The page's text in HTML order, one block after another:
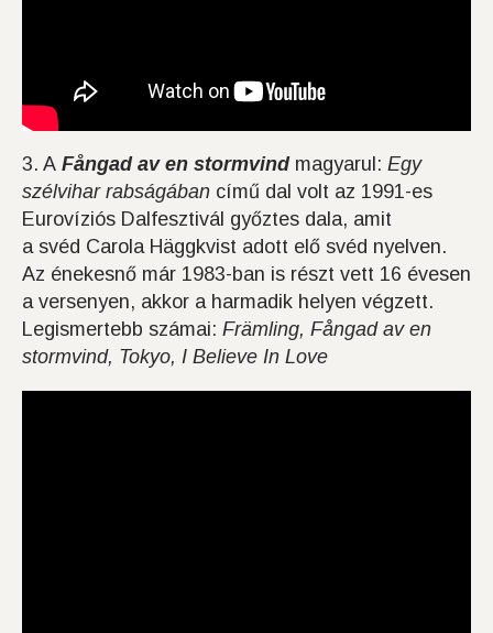
3. A Fångad av en stormvindmagyarul: Egy
szélvihar rabságában című dal volt az 1991-es
Eurovíziós Dalfesztivál győztes dala, amit
a svéd Carola Häggkvist adott elő svéd nyelven.
Az énekesnő már 1983-ban is részt vett 16 évesen
a versenyen, akkor a harmadik helyen végzett.
Legismertebb számai: Främling, Fångad av en
stormvind, Tokyo, I Believe In Love